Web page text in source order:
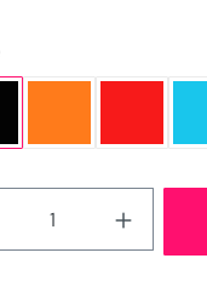
auswählen